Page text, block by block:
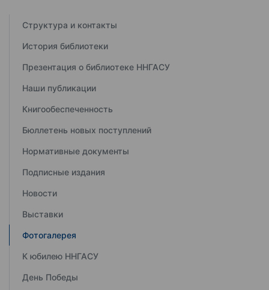
Структура и контакты
История библиотеки
Презентация о библиотеке ННГАСУ
Наши публикации
Книгообеспеченность
Бюллетень новых поступлений
Нормативные документы
Подписные издания
Новости
Выставки
Фотогалерея
К юбилею ННГАСУ
День Победы